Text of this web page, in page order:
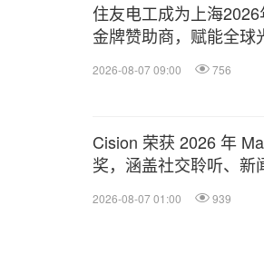
住友电工成为上海
金牌赞助商，赋能全球
2026-08-07 09:00 756
Cision 荣获 2026 年
奖，涵盖社交聆听、新
2026-08-07 01:00 939